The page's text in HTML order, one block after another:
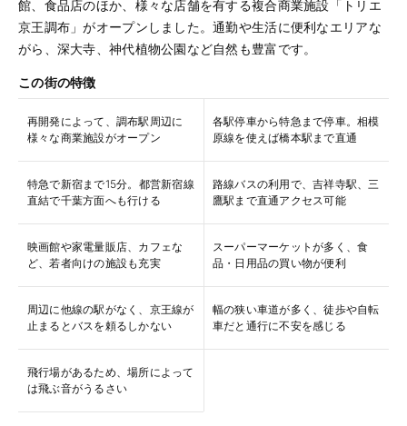
館、食品店のほか、様々な店舗を有する複合商業施設「トリエ
京王調布」がオープンしました。通勤や生活に便利なエリアな
がら、深大寺、神代植物公園など自然も豊富です。
この街の特徴
再開発によって、調布駅周辺に
様々な商業施設がオープン
各駅停車から特急まで停車。相模
原線を使えば橋本駅まで直通
特急で新宿まで15分。都営新宿線
直結で千葉方面へも行ける
路線バスの利用で、吉祥寺駅、三
鷹駅まで直通アクセス可能
映画館や家電量販店、カフェな
ど、若者向けの施設も充実
スーパーマーケットが多く、食
品・日用品の買い物が便利
周辺に他線の駅がなく、京王線が
止まるとバスを頼るしかない
幅の狭い車道が多く、徒歩や自転
車だと通行に不安を感じる
飛行場があるため、場所によって
は飛ぶ音がうるさい